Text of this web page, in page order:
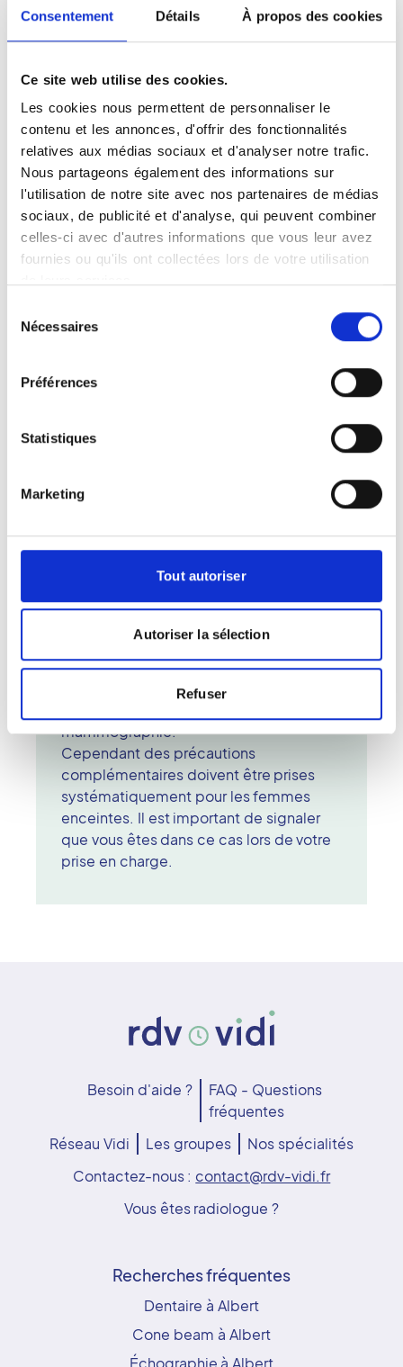
Consentement Détails À propos des cookies
Ce site web utilise des cookies.
Les cookies nous permettent de personnaliser le
contenu et les annonces, d'offrir des fonctionnalités
relatives aux médias sociaux et d'analyser notre trafic.
Nous partageons également des informations sur
l'utilisation de notre site avec nos partenaires de médias
sociaux, de publicité et d'analyse, qui peuvent combiner
celles-ci avec d'autres informations que vous leur avez
fournies ou qu'ils ont collectées lors de votre utilisation
Nécessaires
Préférences
Statistiques
Marketing
Tout autoriser
Autoriser la sélection
Refuser
mammaire (écoulement mamelonnaire,
détecter d'éventuelles anomalies,
ou microcalcifications ; les
microcalcifications étant de petits
dépôts de calcium dans le sein - moins
de 1 mm- qui peuvent révéler un début
de cancer). Ces anomalies sont parfois
difficiles à repérer à la palpation.
La mammographie doit être réalisée en
première partie de cycle (dans les 10
Se préparer pour une
Dois-je apporter quelque chose pour
Il est très important de vous munir de vos
mammographie si vous en avez car il est
images à plusieurs années d'intervalle.
Y a-t-il des précautions à prendre ?
d'examen est très faible et les
précautions prises pour limiter la zone
d'examen font qu'aucun risque n'a
mammographie.
Cependant des précautions
complémentaires doivent être prises
systématiquement pour les femmes
enceintes. Il est important de signaler
que vous êtes dans ce cas lors de votre
prise en charge.
Besoin d'aide ?
FAQ - Questions
fréquentes
Réseau Vidi
Les groupes
Nos spécialités
Contactez-nous : contact@rdv-vidi.fr
Vous êtes radiologue ?
Recherches fréquentes
Dentaire à Albert
Cone beam à Albert
Échographie à Albert